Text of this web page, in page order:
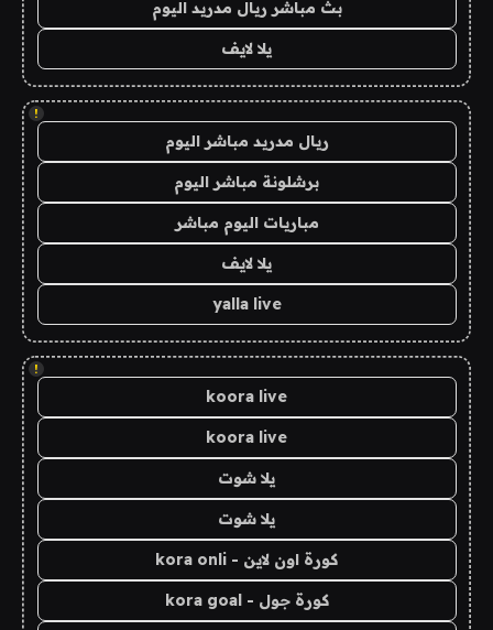
بث مباشر ريال مدريد اليوم
يلا لايف
!
ريال مدريد مباشر اليوم
برشلونة مباشر اليوم
مباريات اليوم مباشر
يلا لايف
yalla live
!
koora live
koora live
يلا شوت
يلا شوت
كورة اون لاين - kora onli
كورة جول - kora goal